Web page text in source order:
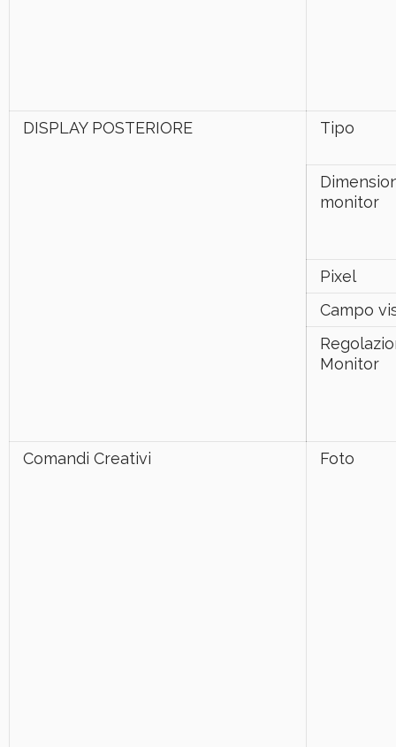
DISPLAY POSTERIORE Tipo
monitor
Pixel
Campo
Monitor
Comandi Creativi Foto